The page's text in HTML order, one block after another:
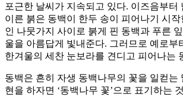
포근한 날씨가 지속되고 있다. 이즈음부터
이른 붉은 동백이 한두 송이 피어나기 시
인 나뭇가지 사이로 붉게 핀 동백과 푸른
울을 아름답게 빛내준다. 그러므로 예로부
한겨울의 세찬 눈보라를 견디고 피어나는
동백은 흔히 자생 동백나무의 꽃을 일컫는
현을 하자면 ‘동백나무 꽃’으로 표기하는